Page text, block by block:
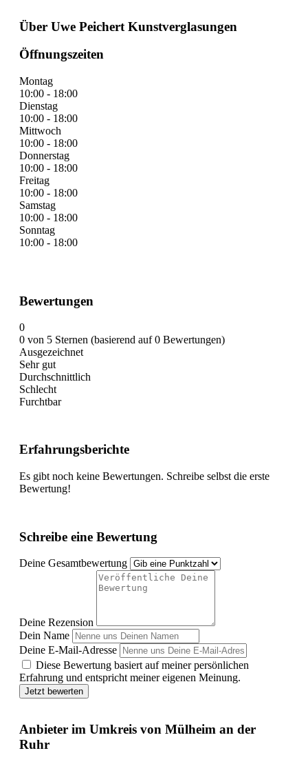
Über Uwe Peichert Kunstverglasungen
Öffnungszeiten
Montag
10:00 - 18:00
Dienstag
10:00 - 18:00
Mittwoch
10:00 - 18:00
Donnerstag
10:00 - 18:00
Freitag
10:00 - 18:00
Samstag
10:00 - 18:00
Sonntag
10:00 - 18:00
Bewertungen
0
0 von 5 Sternen (basierend auf 0 Bewertungen)
Ausgezeichnet
Sehr gut
Durchschnittlich
Schlecht
Furchtbar
Erfahrungsberichte
Es gibt noch keine Bewertungen. Schreibe selbst die erste
Bewertung!
Schreibe eine Bewertung
Deine Gesamtbewertung
Deine Rezension
Dein Name
Deine E-Mail-Adresse
Diese Bewertung basiert auf meiner persönlichen
Erfahrung und entspricht meiner eigenen Meinung.
Jetzt bewerten
Anbieter im Umkreis von Mülheim an der
Ruhr